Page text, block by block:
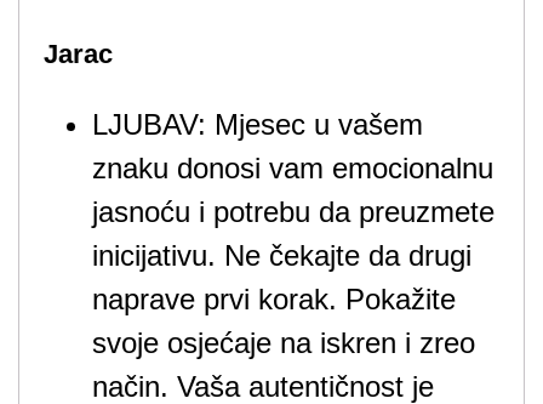
Jarac
LJUBAV: Mjesec u vašem
znaku donosi vam emocionalnu
jasnoću i potrebu da preuzmete
inicijativu. Ne čekajte da drugi
naprave prvi korak. Pokažite
svoje osjećaje na iskren i zreo
način. Vaša autentičnost je